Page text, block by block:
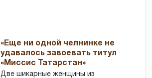
«Еще ни одной челнинке не
удавалось завоевать титул
«Миссис Татарстан»
Две шикарные женщины из